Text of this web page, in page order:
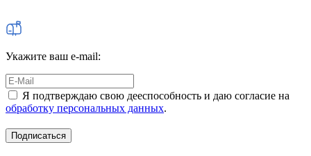
Укажите ваш e-mail:
Я подтверждаю свою дееспособность и даю согласие на
обработку персональных данных.